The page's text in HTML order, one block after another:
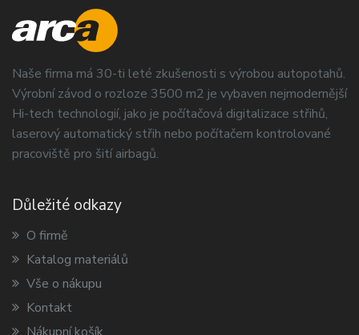
Naše firma má 30-ti leté zkušenosti s výrobou autopotahů.
Výrobní závod o rozloze 3500 m2 je vybaven nejmodernější
Hi-tech technologií, jako je počítačová digitalizace střihů,
laserový automatický střih nebo počítačem kontrolované
pracoviště pro šití airbagů.
Důležité odkazy
O firmě
Katalog materiálů
Vše o nákupu
Kontakt